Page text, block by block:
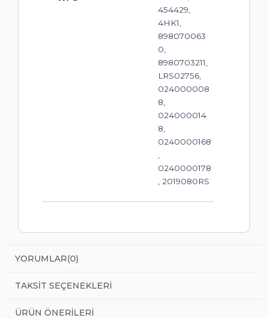
454429,
4HK1,
898070063
0,
8980703211,
LRS02756,
024000008
8,
024000014
8,
0240000168
0240000178
, 2019080RS
YORUMLAR(0)
TAKSIT SEÇENEKLERI
ÜRÜN ÖNERILERI